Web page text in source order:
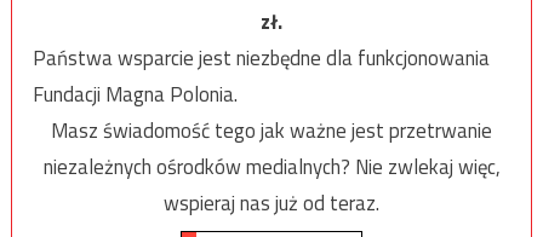
zł.
Państwa wsparcie jest niezbędne dla funkcjonowania
Fundacji Magna Polonia.
Masz świadomość tego jak ważne jest przetrwanie
niezależnych ośrodków medialnych? Nie zwlekaj więc,
wspieraj nas już od teraz.